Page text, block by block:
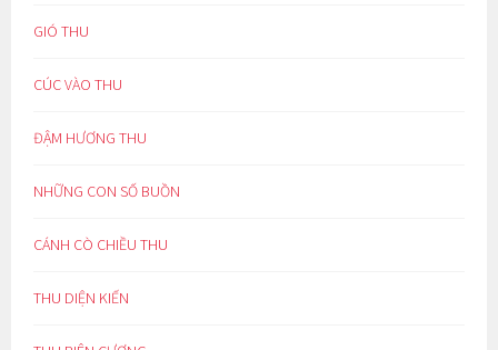
GIÓ THU
CÚC VÀO THU
ĐẬM HƯƠNG THU
NHỮNG CON SỐ BUỒN
CÁNH CÒ CHIỀU THU
THU DIỆN KIẾN